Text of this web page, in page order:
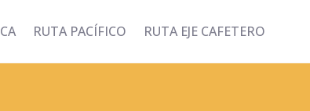
RUTA PACÍFICO RUTA EJE CAFETERO